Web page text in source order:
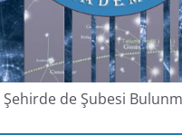
de Şubesi